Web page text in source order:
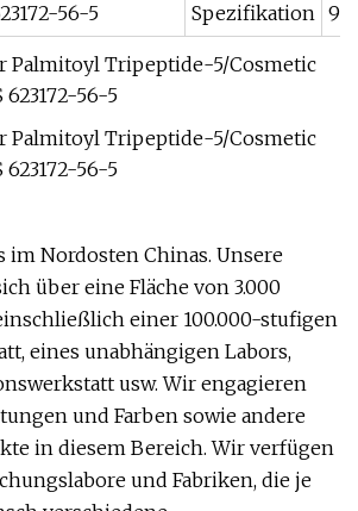
56-5 Spezifikation 99
Nordosten Chinas. Unsere
über eine Fläche von 3.000
einer 100.000-stufigen
eines unabhängigen Labors,
usw. Wir engagieren
und Farben sowie andere
in diesem Bereich. Wir verfügen
und Fabriken, die je